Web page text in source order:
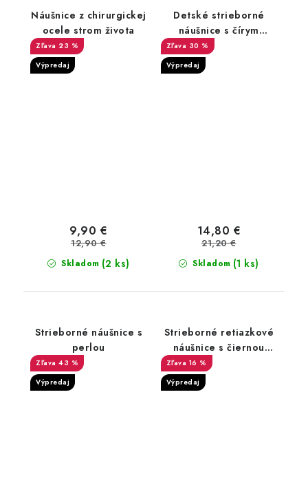
Náušnice z chirurgickej
ocele strom života
23 %
Výpredaj
Skladom (2 ks)
9,90 €
12,90 €
Detské strieborné
náušnice s čírym
zirkónom
30 %
Výpredaj
Skladom (1 ks)
14,80 €
21,20 €
Strieborné náušnice s
perlou
43 %
Výpredaj
Strieborné retiazkové
náušnice s čiernou
perlou
16 %
Výpredaj